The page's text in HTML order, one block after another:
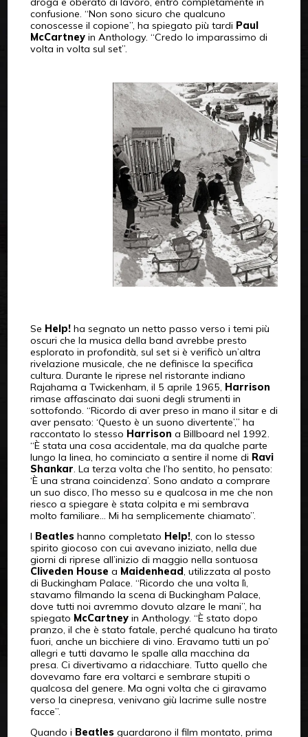
confusione. “Non sono sicuro che qualcuno
conoscesse il copione”, ha spiegato più tardi Paul
McCartneyin Anthology. “Credo lo imparassimo di
volta in volta sul set”.
Se Help!ha segnato un netto passo verso i temi più
oscuri che la musica della band avrebbe presto
esplorato in profondità, sul set si è verificò un’altra
rivelazione musicale, che ne definisce la specifica
cultura. Durante le riprese nel ristorante indiano
Rajahama a Twickenham, il 5 aprile 1965, Harrison
rimase affascinato dai suoni degli strumenti in
sottofondo. “Ricordo di aver preso in mano il sitar e di
aver pensato: ‘Questo è un suono divertente’,” ha
raccontato lo stesso Harrison a Billboard nel 1992.
“È stata una cosa accidentale, ma da qualche parte
lungo la linea, ho cominciato a sentire il nome di Ravi
Shankar. La terza volta che l’ho sentito, ho pensato:
‘È una strana coincidenza’. Sono andato a comprare
un suo disco, l’ho messo su e qualcosa in me che non
riesco a spiegare è stata colpita e mi sembrava
molto familiare… Mi ha semplicemente chiamato”.
I Beatleshanno completato Help!, con lo stesso
spirito giocoso con cui avevano iniziato, nella due
giorni di riprese all’inizio di maggio nella sontuosa
Cliveden House a Maidenhead, utilizzata al posto
di Buckingham Palace. “Ricordo che una volta lì,
stavamo filmando la scena di Buckingham Palace,
dove tutti noi avremmo dovuto alzare le mani”, ha
spiegato McCartneyin Anthology. “È stato dopo
pranzo, il che è stato fatale, perché qualcuno ha tirato
fuori, anche un bicchiere di vino. Eravamo tutti un po’
allegri e tutti davamo le spalle alla macchina da
presa. Ci divertivamo a ridacchiare. Tutto quello che
dovevamo fare era voltarci e sembrare stupiti o
qualcosa del genere. Ma ogni volta che ci giravamo
verso la cinepresa, venivano giù lacrime sulle nostre
facce”.
Quando i Beatlesguardarono il film montato, prima